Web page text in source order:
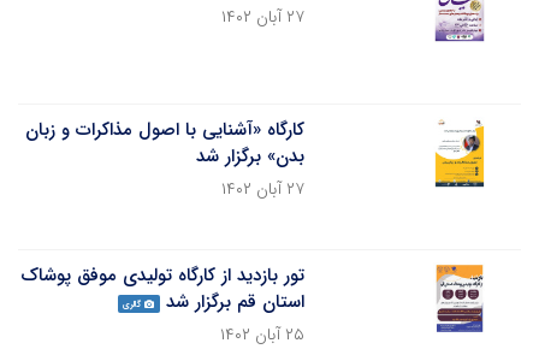
۲۷ آبان ۱۴۰۲
کارگاه «آشنایی با اصول مذاکرات و زبان
بدن» برگزار شد
۲۷ آبان ۱۴۰۲
تور بازدید از کارگاه تولیدی موفق پوشاک
استان قم برگزار شد
گالری
۲۵ آبان ۱۴۰۲